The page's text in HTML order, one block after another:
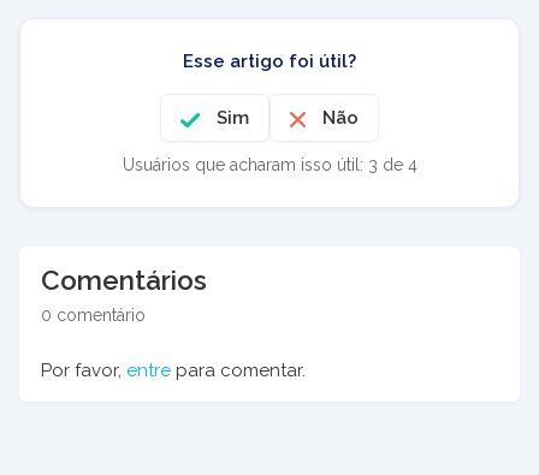
Esse artigo foi útil?
Sim Não
Usuários que acharam isso útil: 3 de 4
Comentários
0 comentário
Por favor, entre para comentar.